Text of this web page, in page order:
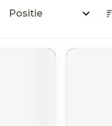
Sorteer op: